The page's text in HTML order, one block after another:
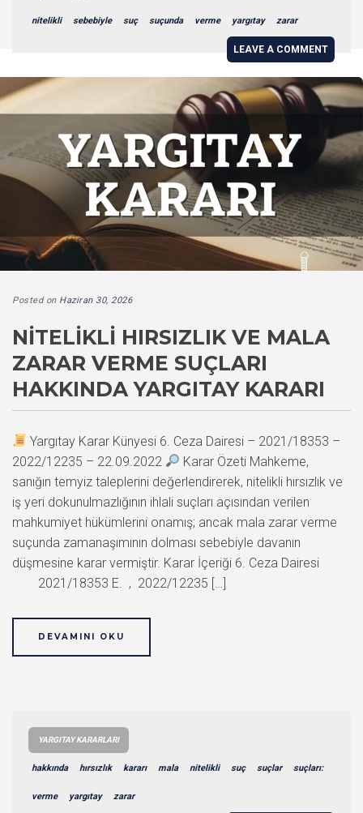
nitelikli sebebiyle suç suçunda verme yargıtay zarar
LEAVE A COMMENT
Posted on Haziran 30, 2026
NITELIKLI HIRSIZLIK VE MALA
ZARAR VERME SUÇLARI
HAKKINDA YARGITAY KARARI
Yargıtay Karar Künyesi 6. Ceza Dairesi – 2021/18353 –
2022/12235 – 22.09.2022
Karar Özeti Mahkeme,
sanığın temyiz taleplerini değerlendirerek, nitelikli hırsızlık ve
iş yeri dokunulmazlığının ihlali suçları açısından verilen
mahkumiyet hükümlerini onamış; ancak mala zarar verme
suçunda zamanaşımının dolması sebebiyle davanın
düşmesine karar vermiştir. Karar İçeriği 6. Ceza Dairesi
2021/18353 E. , 2022/12235 […]
DEVAMINI OKU
YARGITAY KARARLARI
hakkında hırsızlık kararı mala nitelikli suç suçlar suçları:
verme yargıtay zarar